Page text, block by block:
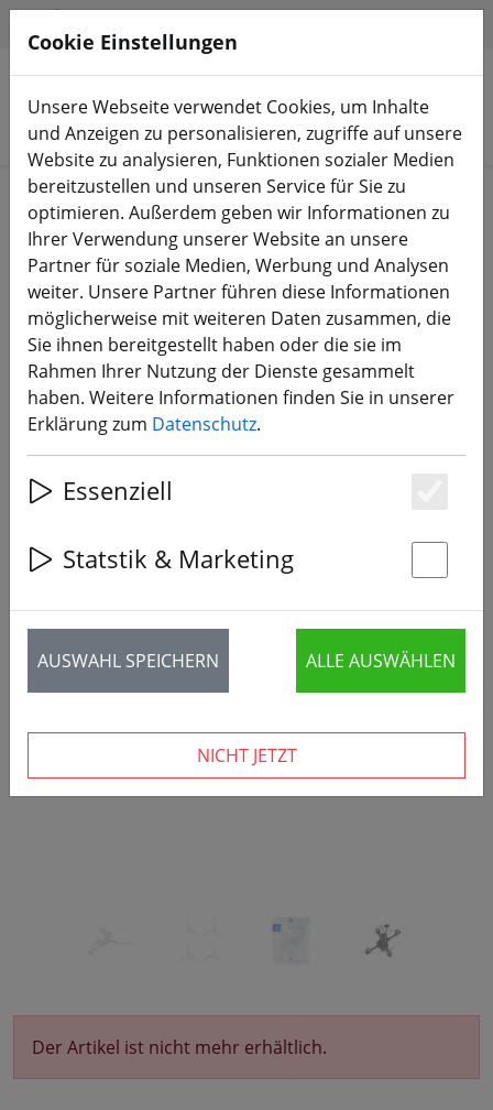
Produkte suchen
Start Propeller 5 Zoll Propeller
Azure Power 5150 3 Blatt Propeller
Crystal 2CW+2CCW PC 5 Zoll
‹ ›
Der Artikel ist nicht mehr erhältlich.
Cookie Einstellungen
Unsere Webseite verwendet Cookies, um Inhalte
und Anzeigen zu personalisieren, zugriffe auf unsere
Website zu analysieren, Funktionen sozialer Medien
bereitzustellen und unseren Service für Sie zu
optimieren. Außerdem geben wir Informationen zu
Ihrer Verwendung unserer Website an unsere
Partner für soziale Medien, Werbung und Analysen
weiter. Unsere Partner führen diese Informationen
möglicherweise mit weiteren Daten zusammen, die
Sie ihnen bereitgestellt haben oder die sie im
Rahmen Ihrer Nutzung der Dienste gesammelt
haben. Weitere Informationen finden Sie in unserer
Erklärung zum Datenschutz.
Essenziell
Statstik & Marketing
AUSWAHL SPEICHERN ALLE AUSWÄHLEN
NICHT JETZT